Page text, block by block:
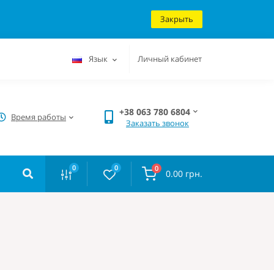
Закрыть
Язык Личный кабинет
Время работы +38 063 780 6804
Заказать звонок
0 0 0 0.00 грн.